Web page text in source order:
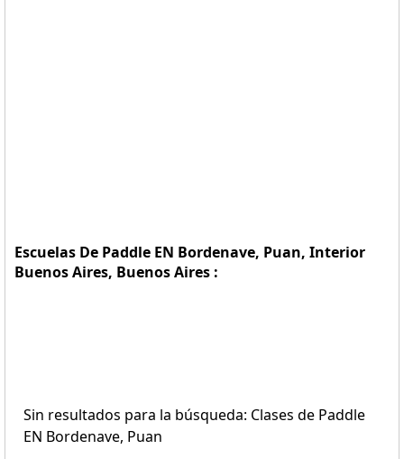
Escuelas De Paddle EN Bordenave, Puan, Interior
Buenos Aires, Buenos Aires :
Sin resultados para la búsqueda: Clases de Paddle
EN Bordenave, Puan